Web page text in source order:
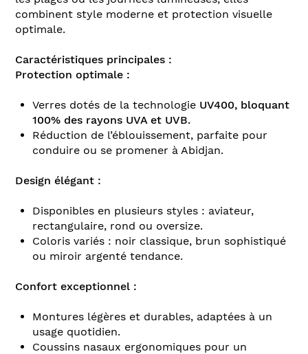
combinent style moderne et protection visuelle
optimale.
Caractéristiques principales :
Protection optimale :
Verres dotés de la technologie UV400, bloquant
100% des rayons UVA et UVB.
Réduction de l’éblouissement, parfaite pour
conduire ou se promener à Abidjan.
Design élégant :
Disponibles en plusieurs styles : aviateur,
rectangulaire, rond ou oversize.
Coloris variés : noir classique, brun sophistiqué
ou miroir argenté tendance.
Confort exceptionnel :
Montures légères et durables, adaptées à un
usage quotidien.
Coussins nasaux ergonomiques pour un